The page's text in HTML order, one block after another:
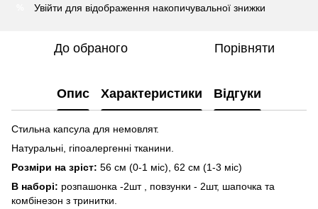
Увійти для відображення накопичувальної знижки
До обраного Порівняти
Опис Характеристики Відгуки
Стильна капсула для немовлят.
Натуральні, гіпоалергенні тканини.
Розміри на зріст: 56 см (0-1 міс), 62 см (1-3 міс)
В наборі: розпашонка -2шт , повзунки - 2шт, шапочка та
комбінезон з тринитки.